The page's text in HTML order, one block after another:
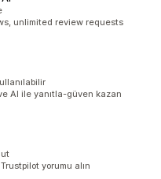
unlimited review requests
AI ile yanıtla-güven kazan
yorumu alın